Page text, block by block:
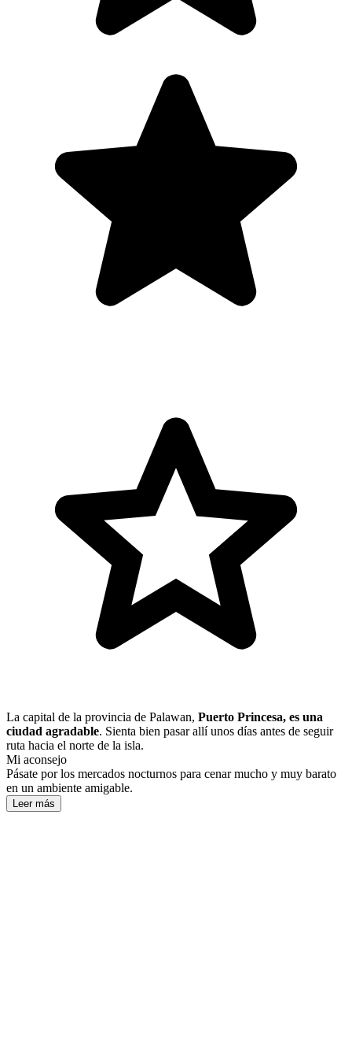
La capital de la provincia de Palawan, Puerto Princesa, es una
ciudad agradable. Sienta bien pasar allí unos días antes de seguir
ruta hacia el norte de la isla.
Mi aconsejo
Pásate por los mercados nocturnos para cenar mucho y muy barato
en un ambiente amigable.
Leer más